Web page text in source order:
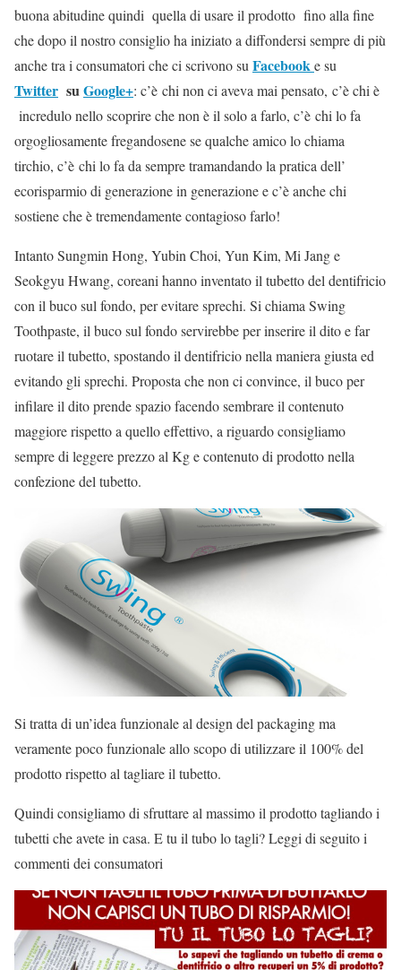
buona abitudine quindi quella di usare il prodotto fino alla fine
che dopo il nostro consiglio ha iniziato a diffondersi sempre di più
anche tra i consumatori che ci scrivono su Facebooke su
Twitter suGoogle+: c’è chi non ci aveva mai pensato, c’è chi è
incredulo nello scoprire che non è il solo a farlo, c’è chi lo fa
orgogliosamente fregandosene se qualche amico lo chiama
tirchio, c’è chi lo fa da sempre tramandando la pratica dell’
ecorisparmio di generazione in generazione e c’è anche chi
sostiene che è tremendamente contagioso farlo!
Intanto Sungmin Hong, Yubin Choi, Yun Kim, Mi Jang e
Seokgyu Hwang, coreani hanno inventato il tubetto del dentifricio
con il buco sul fondo, per evitare sprechi. Si chiama Swing
Toothpaste, il buco sul fondo servirebbe per inserire il dito e far
ruotare il tubetto, spostando il dentifricio nella maniera giusta ed
evitando gli sprechi. Proposta che non ci convince, il buco per
infilare il dito prende spazio facendo sembrare il contenuto
maggiore rispetto a quello effettivo, a riguardo consigliamo
sempre di leggere prezzo al Kg e contenuto di prodotto nella
confezione del tubetto.
Si tratta di un’idea funzionale al design del packaging ma
veramente poco funzionale allo scopo di utilizzare il 100% del
prodotto rispetto al tagliare il tubetto.
Quindi consigliamo di sfruttare al massimo il prodotto tagliando i
tubetti che avete in casa. E tu il tubo lo tagli? Leggi di seguito i
commenti dei consumatori